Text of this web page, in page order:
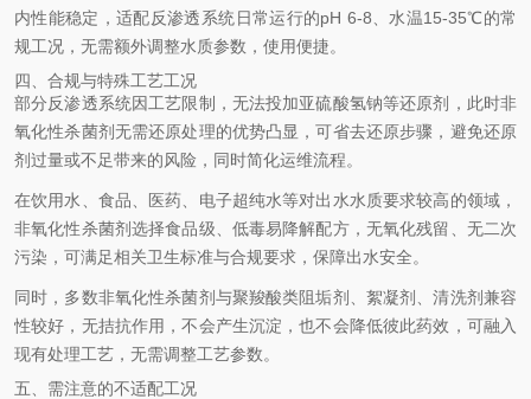
内性能稳定，适配反渗透系统日常运行的pH 6-8、水温15-35℃的常
规工况，无需额外调整水质参数，使用便捷。
四、合规与特殊工艺工况
部分反渗透系统因工艺限制，无法投加亚硫酸氢钠等还原剂，此时非
氧化性杀菌剂无需还原处理的优势凸显，可省去还原步骤，避免还原
剂过量或不足带来的风险，同时简化运维流程。
在饮用水、食品、医药、电子超纯水等对出水水质要求较高的领域，
非氧化性杀菌剂选择食品级、低毒易降解配方，无氧化残留、无二次
污染，可满足相关卫生标准与合规要求，保障出水安全。
同时，多数非氧化性杀菌剂与聚羧酸类阻垢剂、絮凝剂、清洗剂兼容
性较好，无拮抗作用，不会产生沉淀，也不会降低彼此药效，可融入
现有处理工艺，无需调整工艺参数。
五、需注意的不适配工况